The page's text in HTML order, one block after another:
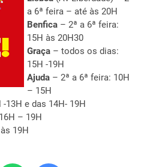
a 6ª feira – até às 20H
Benfica – 2ª a 6ª feira:
15H às 20H30
Graça – todos os dias:
15H -19H
Ajuda – 2ª a 6ª feira: 10H
– 15H
13H e das 14H- 19H
– 19H
19H